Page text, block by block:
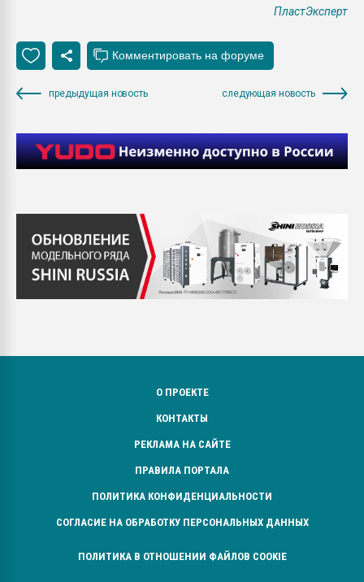
ПластЭксперт
предыдущая новость следующая новость
О ПРОЕКТЕ
КОНТАКТЫ
РЕКЛАМА НА САЙТЕ
ПРАВИЛА ПОРТАЛА
ПОЛИТИКА КОНФИДЕНЦИАЛЬНОСТИ
СОГЛАСИЕ НА ОБРАБОТКУ ПЕРСОНАЛЬНЫХ ДАННЫХ
ПОЛИТИКА В ОТНОШЕНИИ ФАЙЛОВ COOKIE